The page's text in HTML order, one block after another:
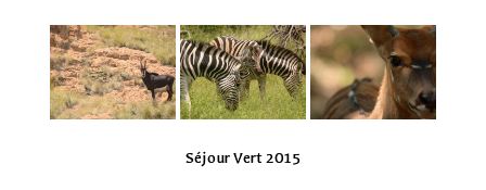
Séjour Vert 2015